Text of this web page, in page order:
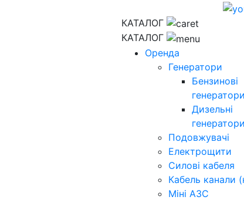
КАТАЛОГ
КАТАЛОГ
Оренда
Генератори
Бензинові
генератори
Дизельні
генератори
Подовжувачі
Електрощити
Силові кабеля
Кабель канали
Міні АЗС